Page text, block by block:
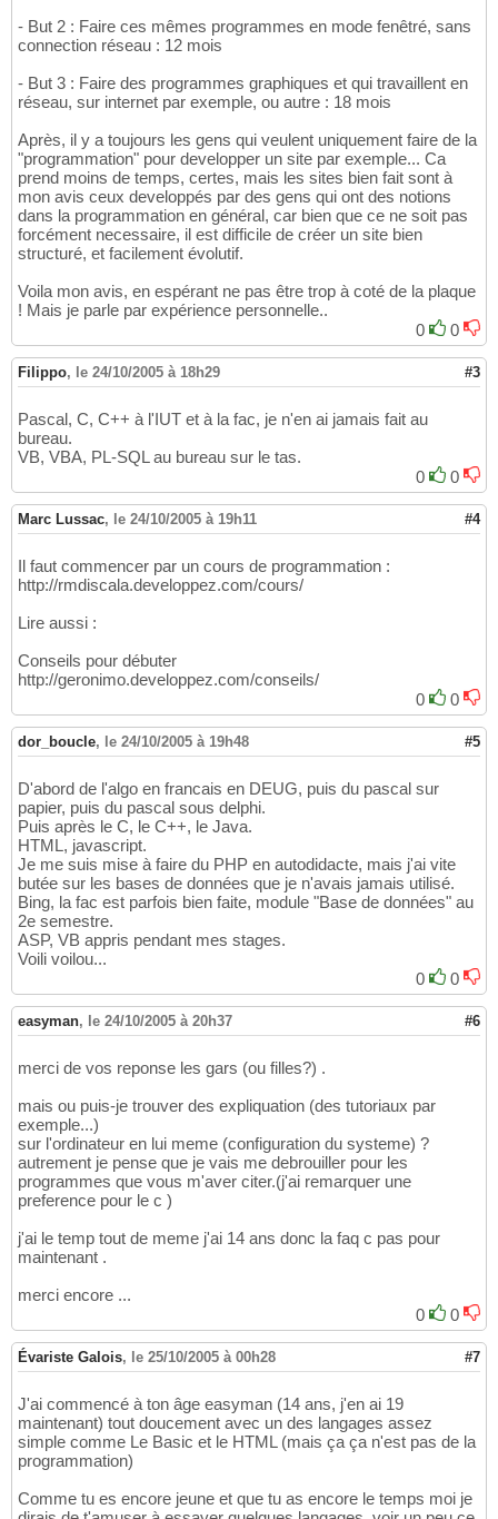
- But 2 : Faire ces mêmes programmes en mode fenêtré, sans
connection réseau : 12 mois
- But 3 : Faire des programmes graphiques et qui travaillent en
réseau, sur internet par exemple, ou autre : 18 mois
Après, il y a toujours les gens qui veulent uniquement faire de la
"programmation" pour developper un site par exemple... Ca
prend moins de temps, certes, mais les sites bien fait sont à
mon avis ceux developpés par des gens qui ont des notions
dans la programmation en général, car bien que ce ne soit pas
forcément necessaire, il est difficile de créer un site bien
structuré, et facilement évolutif.
Voila mon avis, en espérant ne pas être trop à coté de la plaque
! Mais je parle par expérience personnelle..
0
0
Filippo, le 24/10/2005 à 18h29 #3
Pascal, C, C++ à l'IUT et à la fac, je n'en ai jamais fait au
bureau.
VB, VBA, PL-SQL au bureau sur le tas.
0
0
Marc Lussac, le 24/10/2005 à 19h11 #4
Il faut commencer par un cours de programmation :
http://rmdiscala.developpez.com/cours/
Lire aussi :
Conseils pour débuter
http://geronimo.developpez.com/conseils/
0
0
dor_boucle, le 24/10/2005 à 19h48 #5
D'abord de l'algo en francais en DEUG, puis du pascal sur
papier, puis du pascal sous delphi.
Puis après le C, le C++, le Java.
HTML, javascript.
Je me suis mise à faire du PHP en autodidacte, mais j'ai vite
butée sur les bases de données que je n'avais jamais utilisé.
Bing, la fac est parfois bien faite, module "Base de données" au
2e semestre.
ASP, VB appris pendant mes stages.
Voili voilou...
0
0
easyman, le 24/10/2005 à 20h37 #6
merci de vos reponse les gars (ou filles?) .
mais ou puis-je trouver des expliquation (des tutoriaux par
exemple...)
sur l'ordinateur en lui meme (configuration du systeme) ?
autrement je pense que je vais me debrouiller pour les
programmes que vous m'aver citer.(j'ai remarquer une
preference pour le c )
j'ai le temp tout de meme j'ai 14 ans donc la faq c pas pour
maintenant .
merci encore ...
0
0
Évariste Galois, le 25/10/2005 à 00h28 #7
J'ai commencé à ton âge easyman (14 ans, j'en ai 19
maintenant) tout doucement avec un des langages assez
simple comme Le Basic et le HTML (mais ça ça n'est pas de la
programmation)
Comme tu es encore jeune et que tu as encore le temps moi je